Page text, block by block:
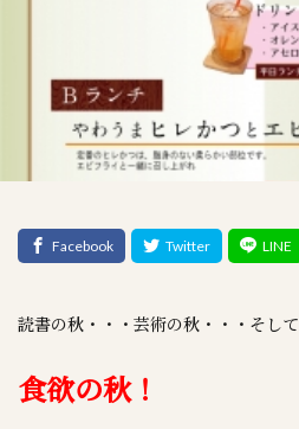
読書の秋・・・芸術の秋・・・そして
食欲の秋！